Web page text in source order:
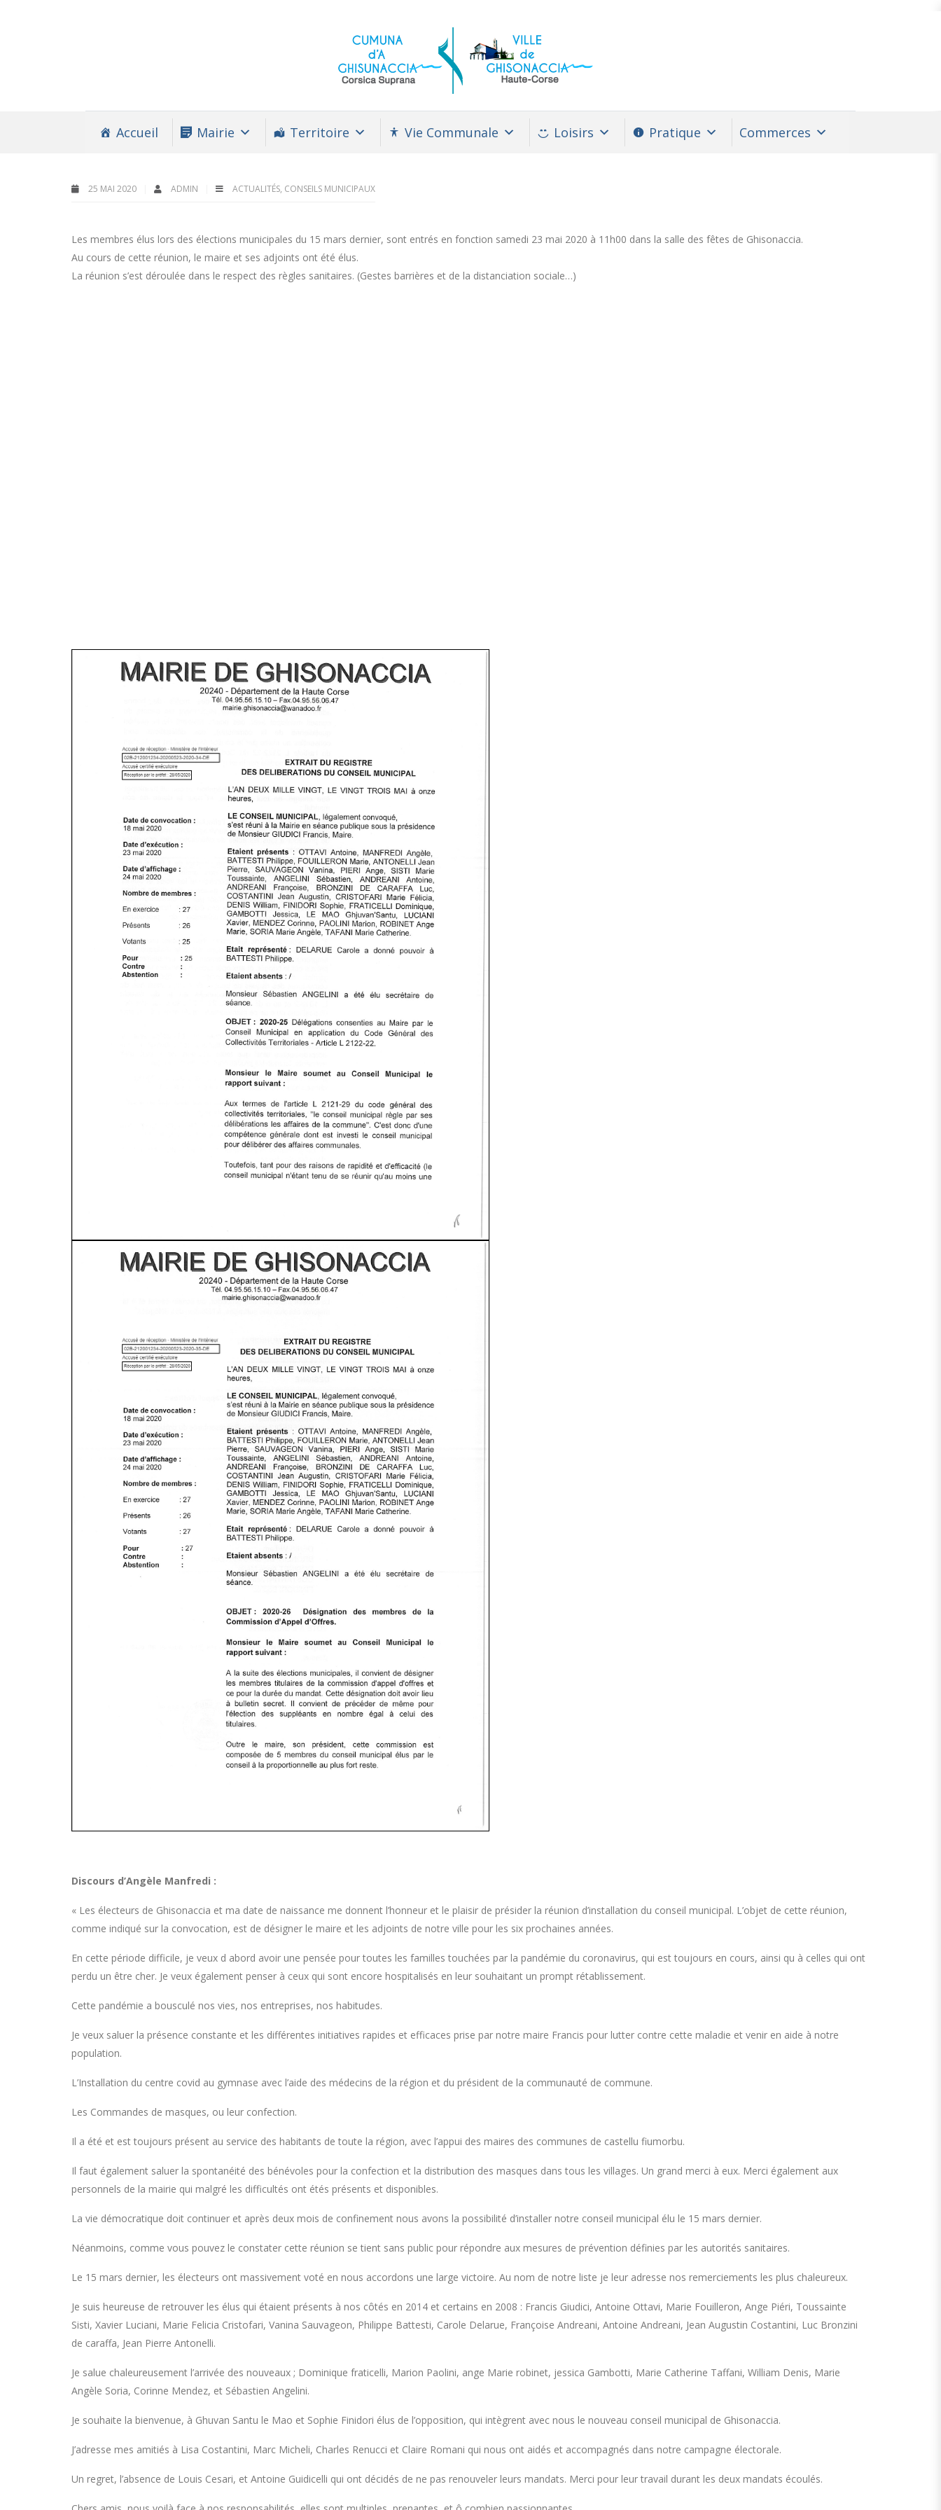
Accueil Mairie Territoire Vie Communale Loisirs Pratique Commerces
25 MAI 2020 ADMIN ACTUALITÉS, CONSEILS MUNICIPAUX
Les membres élus lors des élections municipales du 15 mars dernier, sont entrés en fonction samedi 23 mai 2020 à 11h00 dans la salle des fêtes de Ghisonaccia.
Au cours de cette réunion, le maire et ses adjoints ont été élus.
La réunion s’est déroulée dans le respect des règles sanitaires. (Gestes barrières et de la distanciation sociale…)
Discours d’Angèle Manfredi :
« Les électeurs de Ghisonaccia et ma date de naissance me donnent l’honneur et le plaisir de présider la réunion d’installation du conseil municipal. L’objet de cette réunion,
comme indiqué sur la convocation, est de désigner le maire et les adjoints de notre ville pour les six prochaines années.
En cette période difficile, je veux d abord avoir une pensée pour toutes les familles touchées par la pandémie du coronavirus, qui est toujours en cours, ainsi qu à celles qui ont
perdu un être cher. Je veux également penser à ceux qui sont encore hospitalisés en leur souhaitant un prompt rétablissement.
Cette pandémie a bousculé nos vies, nos entreprises, nos habitudes.
Je veux saluer la présence constante et les différentes initiatives rapides et efficaces prise par notre maire Francis pour lutter contre cette maladie et venir en aide à notre
population.
L’Installation du centre covid au gymnase avec l’aide des médecins de la région et du président de la communauté de commune.
Les Commandes de masques, ou leur confection.
Il a été et est toujours présent au service des habitants de toute la région, avec l’appui des maires des communes de castellu fiumorbu.
Il faut également saluer la spontanéité des bénévoles pour la confection et la distribution des masques dans tous les villages. Un grand merci à eux. Merci également aux
personnels de la mairie qui malgré les difficultés ont étés présents et disponibles.
La vie démocratique doit continuer et après deux mois de confinement nous avons la possibilité d’installer notre conseil municipal élu le 15 mars dernier.
Néanmoins, comme vous pouvez le constater cette réunion se tient sans public pour répondre aux mesures de prévention définies par les autorités sanitaires.
Le 15 mars dernier, les électeurs ont massivement voté en nous accordons une large victoire. Au nom de notre liste je leur adresse nos remerciements les plus chaleureux.
Je suis heureuse de retrouver les élus qui étaient présents à nos côtés en 2014 et certains en 2008 : Francis Giudici, Antoine Ottavi, Marie Fouilleron, Ange Piéri, Toussainte
Sisti, Xavier Luciani, Marie Felicia Cristofari, Vanina Sauvageon, Philippe Battesti, Carole Delarue, Françoise Andreani, Antoine Andreani, Jean Augustin Costantini, Luc Bronzini
de caraffa, Jean Pierre Antonelli.
Je salue chaleureusement l’arrivée des nouveaux ; Dominique fraticelli, Marion Paolini, ange Marie robinet, jessica Gambotti, Marie Catherine Taffani, William Denis, Marie
Angèle Soria, Corinne Mendez, et Sébastien Angelini.
Je souhaite la bienvenue, à Ghuvan Santu le Mao et Sophie Finidori élus de l’opposition, qui intègrent avec nous le nouveau conseil municipal de Ghisonaccia.
J’adresse mes amitiés à Lisa Costantini, Marc Micheli, Charles Renucci et Claire Romani qui nous ont aidés et accompagnés dans notre campagne électorale.
Un regret, l’absence de Louis Cesari, et Antoine Guidicelli qui ont décidés de ne pas renouveler leurs mandats. Merci pour leur travail durant les deux mandats écoulés.